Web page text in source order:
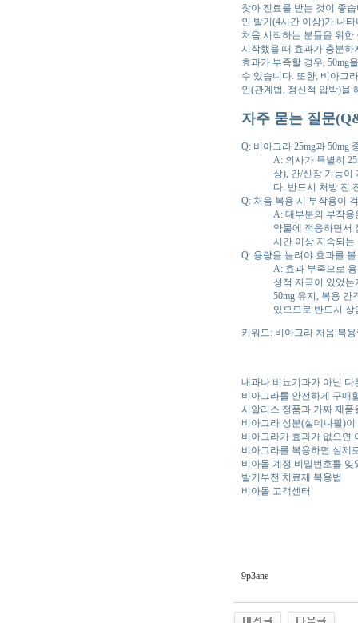
찾아 진료를 받는 것이 좋
인 발기(4시간 이상)가 나
처음 시작하는 분들을 위
시작했을 때 효과가 충분하
효과가 부족할 경우, 50mg
수 있습니다. 또한, 비아그
인(관계법, 정신적 압박)을
자주 묻는 질문
Q: 비아그라 25mg과 50mg
A: 의사가 특별히
상), 간/신장 기능이
다. 반드시 처방 전
Q: 처음 복용 시 부작용이
A: 대부분의 부작
약물에 적응하면서
시간 이상 지속되
Q: 용량을 늘려야 효과를
A: 효과 부족으로
성적 자극이 있었는
50mg 유지, 복용
있으므로 반드시 상
키워드: 비아그라 처음 복
내과나 비뇨기과가 아닌 다
비아그라를 안전하게 구매
시알리스 정품과 가짜 제품
비아그라 성분(실데나필)
비아그라가 효과가 없으면
비아그라를 복용하면 실제
비아몰 계정 비밀번호를 잊
발기부전 치료제 복용법
비아몰 고객센터
9p3ane